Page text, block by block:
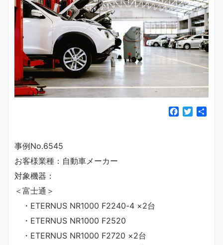
事例No.6545
お客様業種：自動車メーカー
対象機器：
＜富士通＞
・ETERNUS NR1000 F2240-4 ×2台
・ETERNUS NR1000 F2520
・ETERNUS NR1000 F2720 ×2台